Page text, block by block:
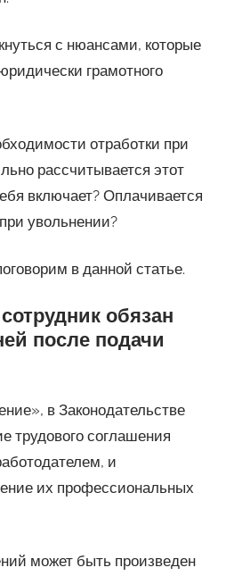
с нюансами, которые
грамотного
отработки при
рассчитывается этот
включает? Оплачивается
увольнении?
в данной статье.
обязан
после подачи
в Законодательстве
трудового соглашения
и
их профессиональных
может быть произведен